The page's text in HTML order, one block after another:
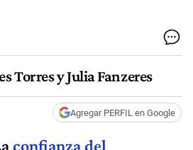
Torres y Julia Fanzeres
Agregar PERFIL en Google
confianza del